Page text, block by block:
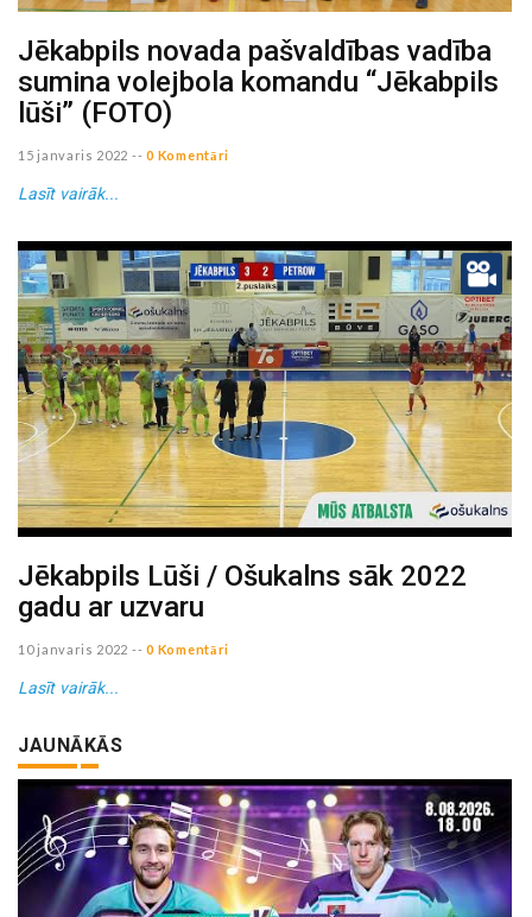
Jēkabpils novada pašvaldības vadība
sumina volejbola komandu “Jēkabpils
lūši” (FOTO)
15 janvaris 2022 -- 0 Komentāri
Lasīt vairāk...
Jēkabpils Lūši / Ošukalns sāk 2022
gadu ar uzvaru
10 janvaris 2022 -- 0 Komentāri
Lasīt vairāk...
JAUNĀKĀS